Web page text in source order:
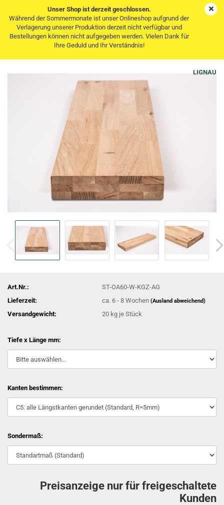
Unser Shop ist derzeit geschlossen.
Während der Sommermonate ist unser Onlineshop aufgrund der
Verlagerung unserer Produktion derzeit nicht verfügbar und
Bestellungen können nicht aufgegeben werden. Vielen Dank für
Ihre Geduld und Ihr Verständnis!
Treppenstufe Trittstufe Eiche Wildeiche KGZ 60 mm
LIGNAU
Art.Nr.:
ST-OA60-W-KGZ-AG
Lieferzeit:
ca. 6 - 8 Wochen(Ausland abweichend)
Versandgewicht: 20 kg je Stück
Tiefe x Länge mm:
Kanten bestimmen:
Sondermaß:
Preisanzeige nur für freigeschaltete
Kunden